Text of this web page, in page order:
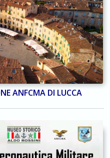
ANFCMA DI LUCCA